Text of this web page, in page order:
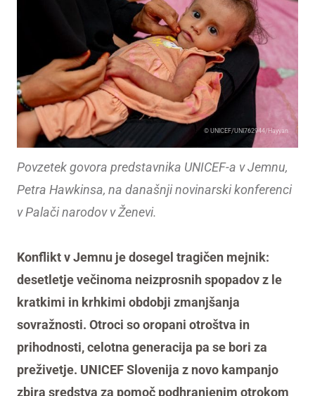
© UNICEF/UNI762944/Hayyan
Povzetek govora predstavnika UNICEF-a v Jemnu,
Petra Hawkinsa, na današnji novinarski konferenci
v Palači narodov v Ženevi.
Konflikt v Jemnu je dosegel tragičen mejnik:
desetletje večinoma neizprosnih spopadov z le
kratkimi in krhkimi obdobji zmanjšanja
sovražnosti. Otroci so oropani otroštva in
prihodnosti, celotna generacija pa se bori za
preživetje. UNICEF Slovenija z novo kampanjo
zbira sredstva za pomoč podhranjenim otrokom